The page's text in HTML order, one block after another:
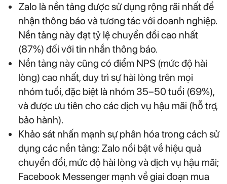
Zalo là nền tảng được sử dụng rộng rãi nhất để
nhận thông báo và tương tác với doanh nghiệp.
Nền tảng này đạt tỷ lệ chuyển đổi cao nhất
(87%) đối với tin nhắn thông báo.
Nền tảng này cũng có điểm NPS (mức độ hài
lòng) cao nhất, duy trì sự hài lòng trên mọi
nhóm tuổi, đặc biệt là nhóm 35–50 tuổi (69%),
và được ưu tiên cho các dịch vụ hậu mãi (hỗ trợ,
bảo hành).
Khảo sát nhấn mạnh sự phân hóa trong cách sử
dụng các nền tảng: Zalo nổi bật về hiệu quả
chuyển đổi, mức độ hài lòng và dịch vụ hậu mãi;
Facebook Messenger mạnh về giai đoạn mua